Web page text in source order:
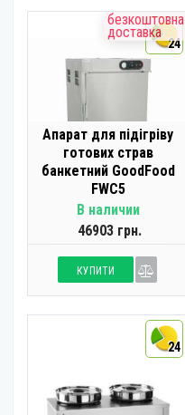
безкоштовна
доставка
24
Апарат для підігріву
готових страв
банкетний GoodFood
FWC5
В наличии
46903 грн.
КУПИТИ
24